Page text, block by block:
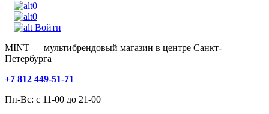
0
0
Войти
MINT — мультибрендовый магазин в центре Санкт-
Петербурга
+7 812 449-51-71
Пн-Вс: с 11-00 до 21-00